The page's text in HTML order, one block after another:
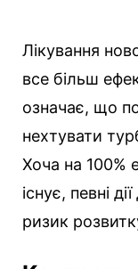
Лікування
все більш
означає, що
нехтувати
Хоча на 100%
існує, певні
ризик